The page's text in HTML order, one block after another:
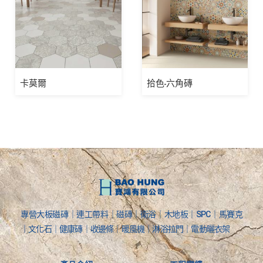
卡莫爾 拾色-六角磚
專營大板磁磚｜連工帶料｜磁磚｜衛浴｜木地板｜SPC｜馬賽克
｜文化石｜健康磚｜收邊條｜暖風機｜淋浴拉門｜電動曬衣架